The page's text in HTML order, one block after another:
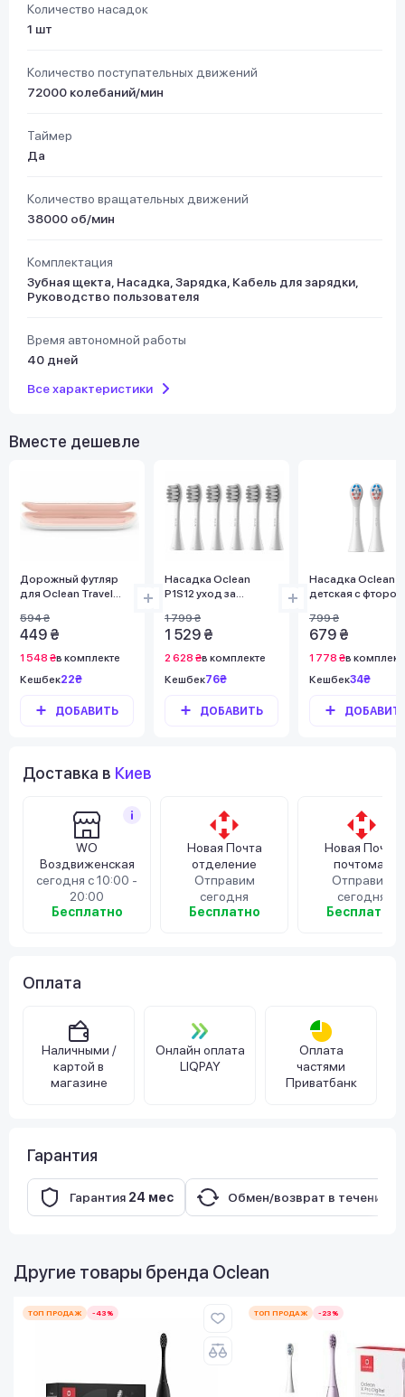
Количество насадок
1 шт
Количество поступательных движений
72000 колебаний/мин
Таймер
Да
Количество вращательных движений
38000 об/мин
Комплектация
Зубная щекта, Насадка, Зарядка, Кабель для зарядки,
Руководство пользователя
Время автономной работы
40 дней
Все характеристики
Вместе дешевле
Дорожный футляр
для Oclean Travel
X Pro/X Pro Elite/F1
White/Pink
594 ₴
449 ₴
1 548 ₴в комплекте
Кешбек22₴
ДОБАВИТЬ
Насадка Oclean
P1S12 уход за
ультрамягкая белая
6 шт
1 799 ₴
1 529 ₴
2 628 ₴в комплекте
Кешбек76₴
ДОБАВИТЬ
Насадка Oclean
детская с фтором
2 шт
799 ₴
679 ₴
1 778 ₴в
Кешбек34₴
Доставка в Киев
WO
Воздвиженская
сегодня с 10:00 -
20:00
Бесплатно
Новая Почта
отделение
Отправим
сегодня
Бесплатно
Новая Почта
почтомат
Отправим
сегодня
Бесплатно
Оплата
Наличными /
картой в
магазине
Онлайн оплата
LIQPAY
Оплата
частями
Приватбанк
Гарантия
Гарантия 24 мес Обмен/возврат в течение
Другие товары бренда Oclean
ТОП ПРОДАЖ -43% ТОП ПРОДАЖ -23%